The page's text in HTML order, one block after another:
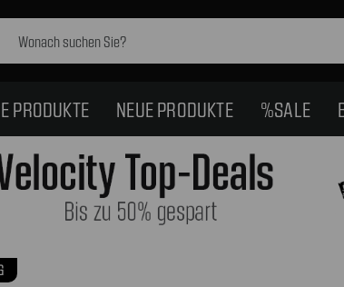
PRODUKTE NEUE PRODUKTE %SALE